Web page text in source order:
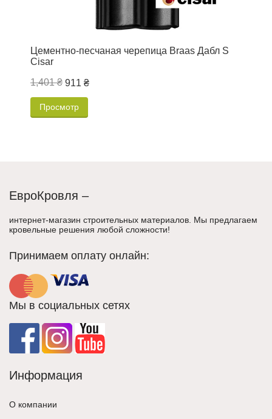
Цементно-песчаная черепица Braas Дабл S
Cisar
1,401 ₴ 911 ₴
Просмотр
ЕвроКровля –
интернет-магазин строительных материалов. Мы предлагаем
кровельные решения любой сложности!
Принимаем оплату онлайн:
Мы в социальных сетях
Информация
О компании